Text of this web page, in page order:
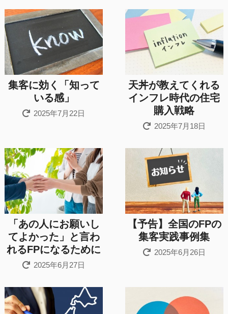
集客に効く「知って
いる感」
2025年7月22日
天丼が教えてくれる
インフレ時代の住宅
購入戦略
2025年7月18日
「あの人にお願いし
てよかった」と言わ
れるFPになるために
2025年6月27日
【予告】全国のFPの
集客実践事例集
2025年6月26日